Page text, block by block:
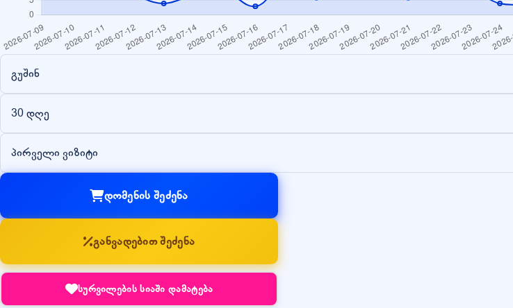
გუშინ
30 დღე
პირველი ვიზიტი
დომენის შეძენა
განვადებით შეძენა
სურვილების სიაში დამატება